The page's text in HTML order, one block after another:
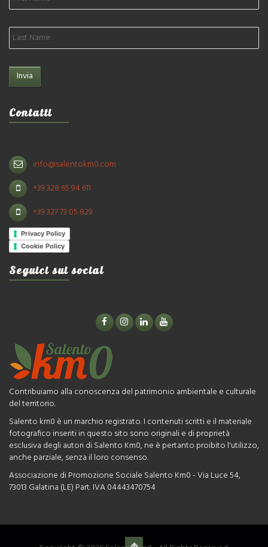
Contatti
info@salentokm0.com
+39 328 65 94 611
+39 327 73 05 829
Privacy Policy
Cookie Policy
Seguici sui social
Contribuiamo alla conoscenza del patrimonio ambientale e culturale
del territorio.
Salento km0 è un marchio registrato. I contenuti scritti e il materiale
fotografico inseriti in questo sito sono originali e di proprietà
esclusiva degli autori di Salento Km0, ne è pertanto proibito l'utilizzo,
anche parziale, senza il loro consenso.
Associazione di Promozione Sociale Salento Km0 - Via Luce 54,
73013 Galatina (LE) Part. IVA 04443470754